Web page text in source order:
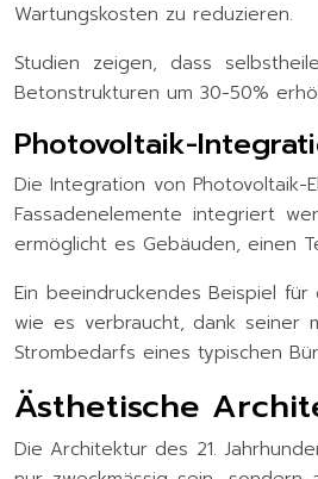
Wartungskosten zu reduzieren.
Studien zeigen, dass
Betonstrukturen um 30-50%
Photovoltaik-
Die Integration von
Fassadenelemente integriert
ermöglicht es Gebäuden, einen
Ein beeindruckendes Beispiel
wie es verbraucht, dank seiner
Strombedarfs eines typischen
Ästhetische
Die Architektur des 21.